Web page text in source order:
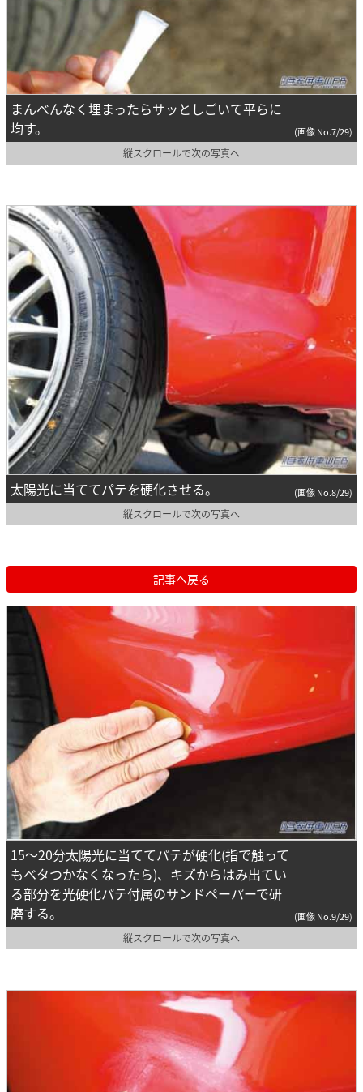
まんべんなく埋まったらサッとしごいて平らに
均す。
(画像 No.7/29)
縦スクロールで次の写真へ
太陽光に当ててパテを硬化させる。 (画像 No.8/29)
縦スクロールで次の写真へ
記事へ戻る
15～20分太陽光に当ててパテが硬化(指で触って
もベタつかなくなったら)、キズからはみ出てい
る部分を光硬化パテ付属のサンドペーパーで研
磨する。
(画像 No.9/29)
縦スクロールで次の写真へ